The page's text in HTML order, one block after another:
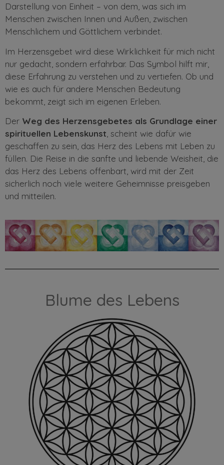
Darstellung von Einheit – von dem, was sich im
Menschen zwischen Innen und Außen, zwischen
Menschlichem und Göttlichem verbindet.
Im Herzensgebet wird diese Wirklichkeit für mich nicht
nur gedacht, sondern erfahrbar. Das Symbol hilft mir,
diese Erfahrung zu verstehen und zu vertiefen. Ob und
wie es auch für andere Menschen Bedeutung
bekommt, zeigt sich im eigenen Erleben.
Der Weg des Herzensgebetes als Grundlage einer
spirituellen Lebenskunst , scheint wie dafür wie
geschaffen zu sein, das Herz des Lebens mit Leben zu
füllen. Die Reise in die sanfte und liebende Weisheit, die
das Herz des Lebens offenbart, wird mit der Zeit
sicherlich noch viele weitere Geheimnisse preisgeben
und mitteilen.
Blume des Lebens